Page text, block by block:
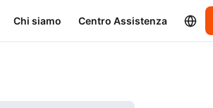
Chi siamo Centro Assistenza